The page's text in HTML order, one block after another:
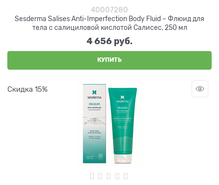
40007280
Sesderma Salises Anti-Imperfection Body Fluid – Флюид для
тела с салициловой кислотой Салисес, 250 мл
4 656 руб.
КУПИТЬ
Скидка 15%